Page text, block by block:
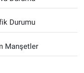
Durumu
Manşetler